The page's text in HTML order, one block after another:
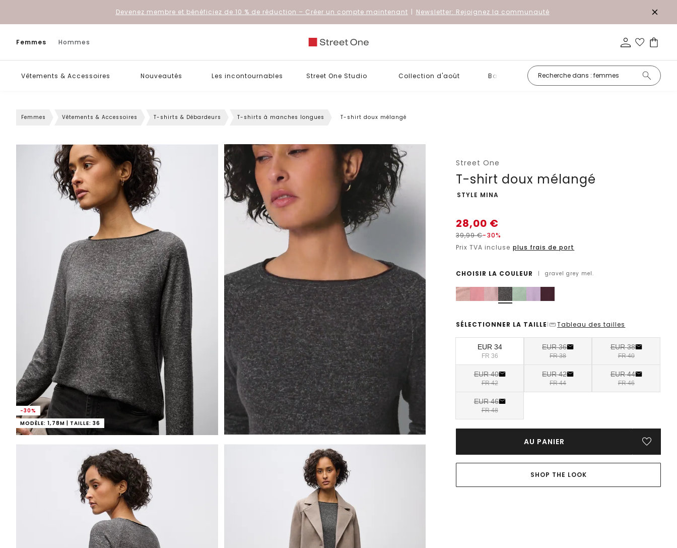
Devenez membre et bénéficiez de 10 % de réduction – Créer un compte maintenant | Newsletter: Rejoignez la communauté
Femmes Hommes
Vêtements & Accessoires Nouveautés Les incontournables Street One Studio Collection d'août Basiques Petits prix
Femmes Vêtements & Accessoires T-shirts & Débardeurs T-shirts à manches longues T-shirt doux mélangé
-30%
MODÈLE: 1,78M | TAILLE: 36
Street One
T-shirt doux mélangé
-
STYLE MINA
28,00 €
39,99€-30%
Prix TVA incluse plus frais de port
CHOISIR LA COULEUR | gravel grey mel.
SÉLECTIONNER LA TAILLE | Tableau des tailles
EUR 34
FR 36
EUR 36
FR 38
EUR 38
FR 40
EUR 40
FR 42
EUR 42
FR 44
EUR 44
FR 46
EUR 46
FR 48
AU PANIER
SHOP THE LOOK